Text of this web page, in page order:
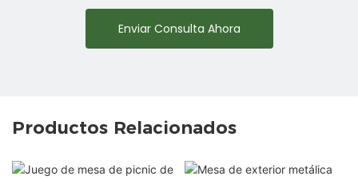
Enviar Consulta Ahora
Productos Relacionados